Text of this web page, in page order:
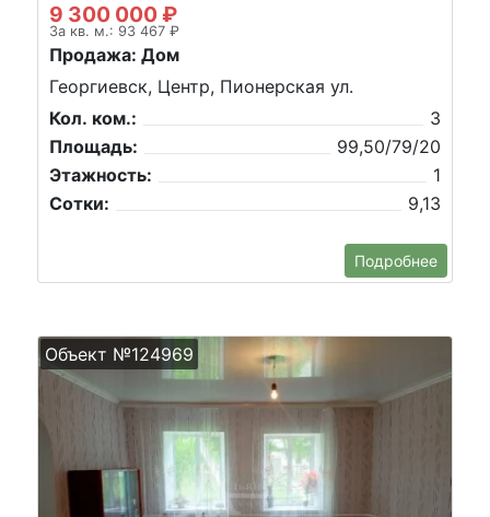
9 300 000 ₽
За кв. м.: 93 467 ₽
Продажа: Дом
Георгиевск, Центр, Пионерская ул.
Кол. ком.:
3
Площадь:
99,50/79/20
Этажность:
1
Сотки:
9,13
Подробнее
Объект №124969